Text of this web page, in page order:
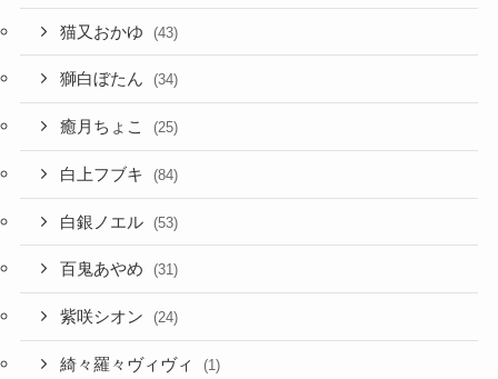
猫又おかゆ (43)
獅白ぼたん (34)
癒月ちょこ (25)
白上フブキ (84)
白銀ノエル (53)
百鬼あやめ (31)
紫咲シオン (24)
綺々羅々ヴィヴィ (1)